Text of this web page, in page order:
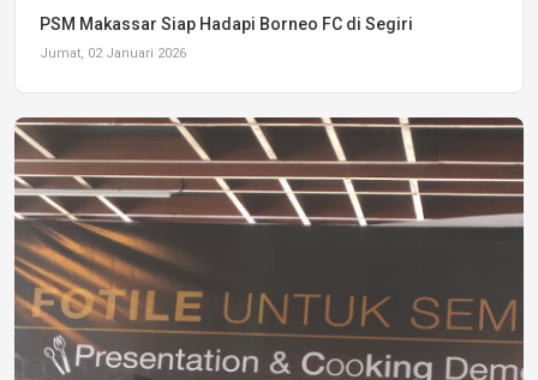
PSM Makassar Siap Hadapi Borneo FC di Segiri
Jumat, 02 Januari 2026